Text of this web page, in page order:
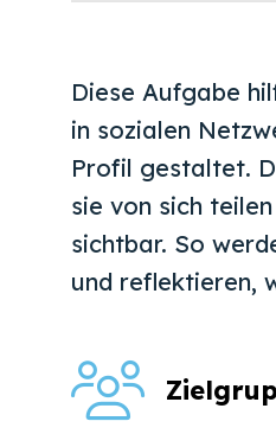
Diese Aufgabe
in sozialen
Profil gestaltet.
sie von sich
sichtbar. So
und reflektieren,